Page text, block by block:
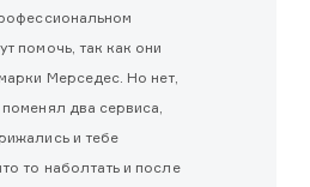
помочь, так как они
Мерседес. Но нет,
два сервиса,
и тебе
то наболтать и после